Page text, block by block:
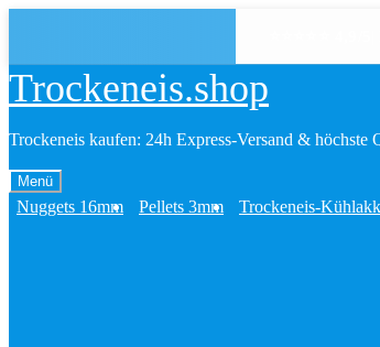
Navigation
Inhalt
Trockeneis.shop
Trockeneis kaufen: 24h Express-Versand & höchste
Menü
Nuggets 16mm Pellets 3mm Trockeneis-